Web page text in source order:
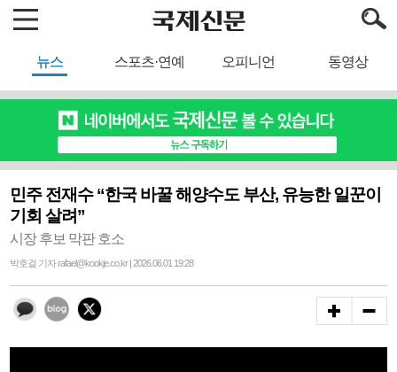
뉴스 스포츠·연예 오피니언 동영상
민주 전재수 “한국 바꿀 해양수도 부산, 유능한 일꾼이
기회 살려”
시장 후보 막판 호소
박호걸 기자 rafael@kookje.co.kr | 2026.06.01 19:28